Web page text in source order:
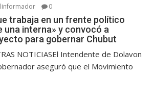
0
trabaja en un frente político
una interna» y convocó a
para gobernar Chubut
NOTICIASEl Intendente de Dolavon
aseguró que el Movimiento